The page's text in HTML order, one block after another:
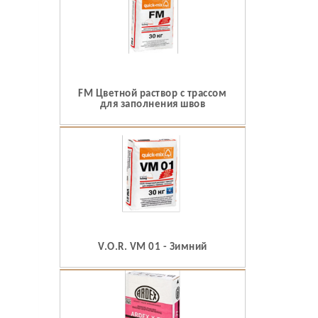
FM Цветной раствор с трассом
для заполнения швов
V.O.R. VM 01 - Зимний